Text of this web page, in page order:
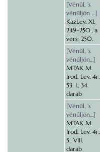
[Vénül, ’s
vénűljön …]
KazLev. XI.
249–250., a
vers: 250.
[Vénűl, ’s
vénűljön…]
MTAK M.
Irod. Lev. 4r.
53. I., 34.
darab
[Vénűl, ’s
vénűljön…]
MTAK M.
Irod. Lev. 4r.
5., VIII.
darab